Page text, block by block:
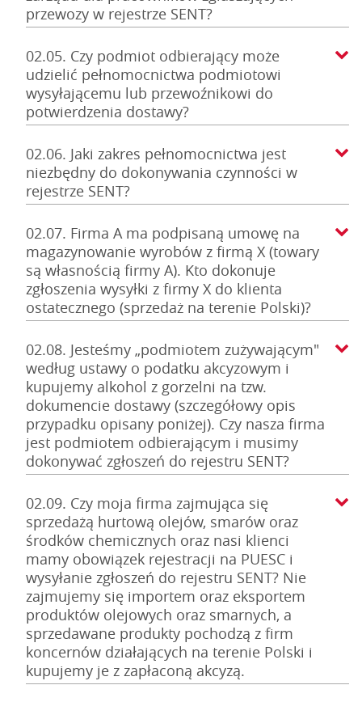
przewozy w rejestrze SENT?
02.05. Czy podmiot odbierający może
udzielić pełnomocnictwa podmiotowi
wysyłającemu lub przewoźnikowi do
potwierdzenia dostawy?
02.06. Jaki zakres pełnomocnictwa jest
niezbędny do dokonywania czynności w
rejestrze SENT?
02.07. Firma A ma podpisaną umowę na
magazynowanie wyrobów z firmą X (towary
są własnością firmy A). Kto dokonuje
zgłoszenia wysyłki z firmy X do klienta
ostatecznego (sprzedaż na terenie Polski)?
02.08. Jesteśmy „podmiotem zużywającym"
według ustawy o podatku akcyzowym i
kupujemy alkohol z gorzelni na tzw.
dokumencie dostawy (szczegółowy opis
przypadku opisany poniżej). Czy nasza firma
jest podmiotem odbierającym i musimy
dokonywać zgłoszeń do rejestru SENT?
02.09. Czy moja firma zajmująca się
sprzedażą hurtową olejów, smarów oraz
środków chemicznych oraz nasi klienci
mamy obowiązek rejestracji na PUESC i
wysyłanie zgłoszeń do rejestru SENT? Nie
zajmujemy się importem oraz eksportem
produktów olejowych oraz smarnych, a
sprzedawane produkty pochodzą z firm
koncernów działających na terenie Polski i
kupujemy je z zapłaconą akcyzą.